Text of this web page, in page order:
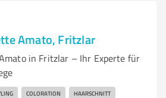
Amato, Fritzlar
in Fritzlar – Ihr Experte für
COLORATION HAARSCHNITT